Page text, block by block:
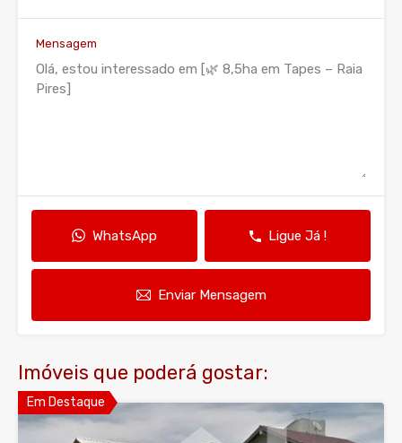
Mensagem
WhatsApp Ligue Já !
Enviar Mensagem
Imóveis que poderá gostar:
Em Destaque